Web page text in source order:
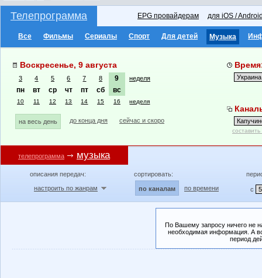
Телепрограмма EPG провайдерам для iOS /
Все Фильмы Сериалы Спорт Для детей Музыка
Воскресенье, 9 августа
3 4 5 6 7 8 9 неделя
пн вт ср чт пт сб вс
10 11 12 13 14 15 16 неделя
на весь день до конца дня сейчас и скоро
телепрограмма музыка
описания передач:
настроить по жанрам
сортировать:
по каналам по времени с
По Вашему запросу ничего не
необходимая информация. А
период